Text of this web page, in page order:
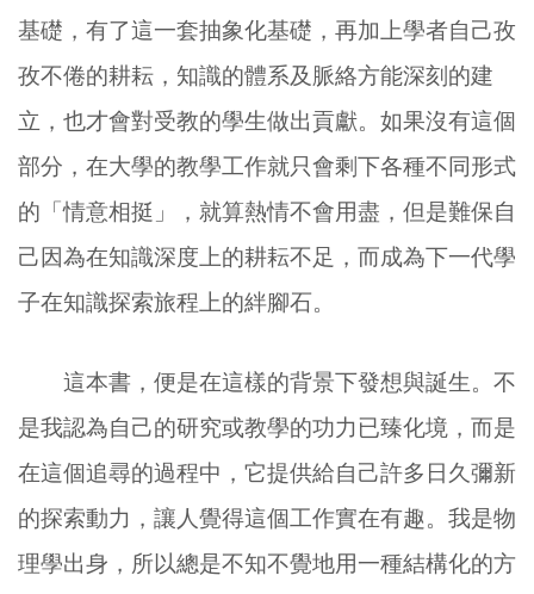
基礎，有了這一套抽象化基礎，再加上學者自己孜
孜不倦的耕耘，知識的體系及脈絡方能深刻的建
立，也才會對受教的學生做出貢獻。如果沒有這個
部分，在大學的教學工作就只會剩下各種不同形式
的「情意相挺」，就算熱情不會用盡，但是難保自
己因為在知識深度上的耕耘不足，而成為下一代學
子在知識探索旅程上的絆腳石。
這本書，便是在這樣的背景下發想與誕生。不
是我認為自己的研究或教學的功力已臻化境，而是
在這個追尋的過程中，它提供給自己許多日久彌新
的探索動力，讓人覺得這個工作實在有趣。我是物
理學出身，所以總是不知不覺地用一種結構化的方